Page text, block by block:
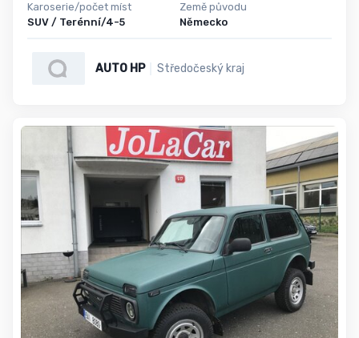
Karoserie/počet míst
SUV / Terénní/4-5
Země původu
Německo
AUTO HP Středočeský kraj